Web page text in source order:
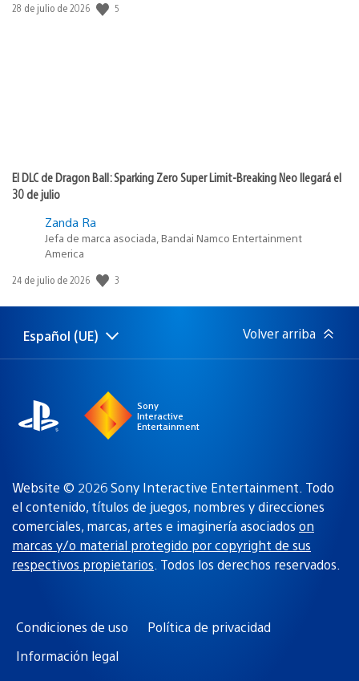
Fecha
28 de julio de 2026 5
El DLC de Dragon Ball: Sparking Zero Super Limit-Breaking Neo llegará el
30 de julio
Zanda Ra
Jefa de marca asociada, Bandai Namco Entertainment
America
Fecha
publicación:
24 de julio de 2026 3
Selecciona
una
Región
actual:
Español (UE) Volver arriba
Sony
Interactive
Entertainment
Website © 2026 Sony Interactive Entertainment. Todo
el contenido, títulos de juegos, nombres y direcciones
comerciales, marcas, artes e imaginería asociados on
marcas y/o material protegido por copyright de sus
respectivos propietarios. Todos los derechos reservados.
Condiciones de uso
Política de privacidad
Información legal